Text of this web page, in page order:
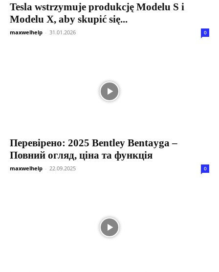
Tesla wstrzymuje produkcję Modelu S i
Modelu X, aby skupić się...
maxwelhelp - 31.01.2026 0
Перевірено: 2025 Bentley Bentayga –
Повний огляд, ціна та функція
maxwelhelp - 22.09.2025 0